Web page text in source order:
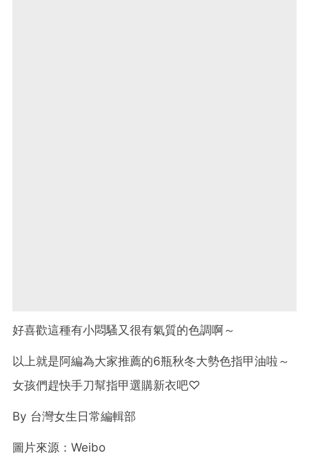
好喜歡這種有小悶騷又很有氣質的色調啊～
以上就是阿編為大家推薦的6瓶秋冬大勢色指甲油啦～
女孩們趕快手刀幫指甲選購新衣吧♡
By 台灣女生日常編輯部
圖片來源：Weibo